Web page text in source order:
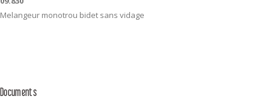
Melangeur monotrou bidet sans vidage
Documents